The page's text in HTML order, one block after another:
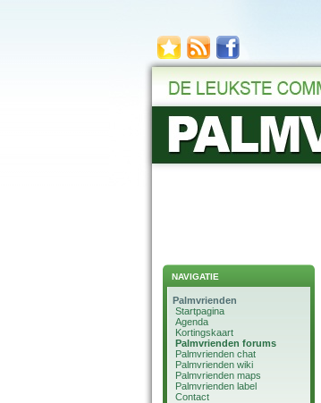
NAVIGATIE
Palmvrienden
Startpagina
Agenda
Kortingskaart
Palmvrienden forums
Palmvrienden chat
Palmvrienden wiki
Palmvrienden maps
Palmvrienden label
Contact